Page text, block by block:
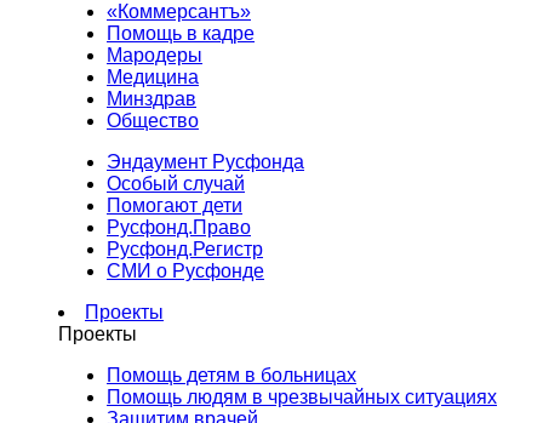
«Коммерсантъ»
Помощь в кадре
Мародеры
Медицина
Минздрав
Общество
Эндаумент Русфонда
Особый случай
Помогают дети
Русфонд.Право
Русфонд.Регистр
СМИ о Русфонде
Проекты
Проекты
Помощь детям в больницах
Помощь людям в чрезвычайных ситуациях
Защитим врачей